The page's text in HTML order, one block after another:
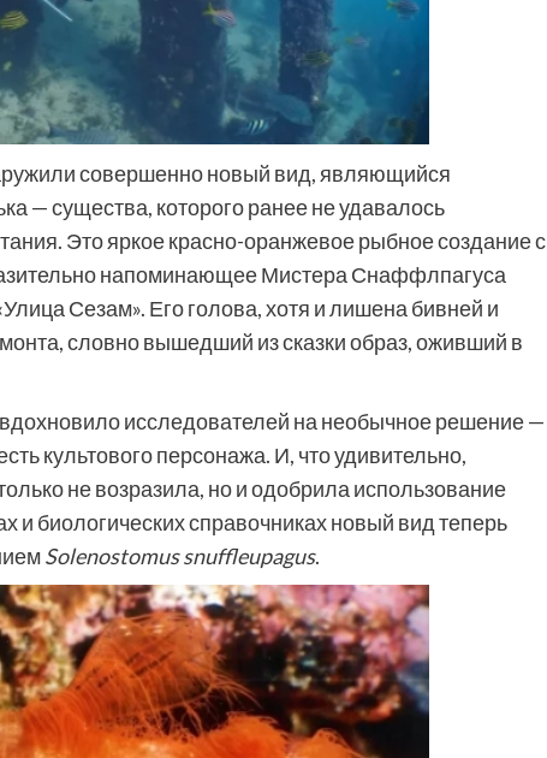
совершенно новый вид, являющийся
— существа, которого ранее не удавалось
Это яркое красно-оранжевое рыбное создание с
напоминающее Мистера Снаффлпагуса
Сезам». Его голова, хотя и лишена бивней и
словно вышедший из сказки образ, оживший в
исследователей на необычное решение —
культового персонажа. И, что удивительно,
не возразила, но и одобрила использование
и биологических справочниках новый вид теперь
Solenostomus snuffleupagus.